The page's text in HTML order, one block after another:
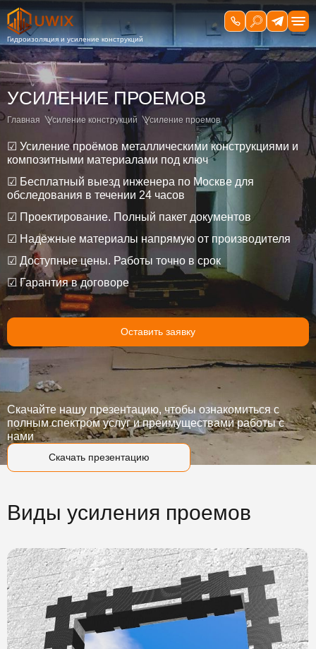
УСИЛЕНИЕ ПРОЕМОВ
Главная Усиление конструкций Усиление проемов
☑ Усиление проёмов металлическими конструкциями и
композитными материалами под ключ
☑ Бесплатный выезд инженера по Москве для
обследования в течении 24 часов
☑ Проектирование. Полный пакет документов
☑ Надёжные материалы напрямую от производителя
☑ Доступные цены. Работы точно в срок
☑ Гарантия в договоре
Оставить заявку
Скачать презентацию
Скачайте нашу презентацию, чтобы ознакомиться с
полным спектром услуг и преимуществами работы с
нами
Виды усиления проемов